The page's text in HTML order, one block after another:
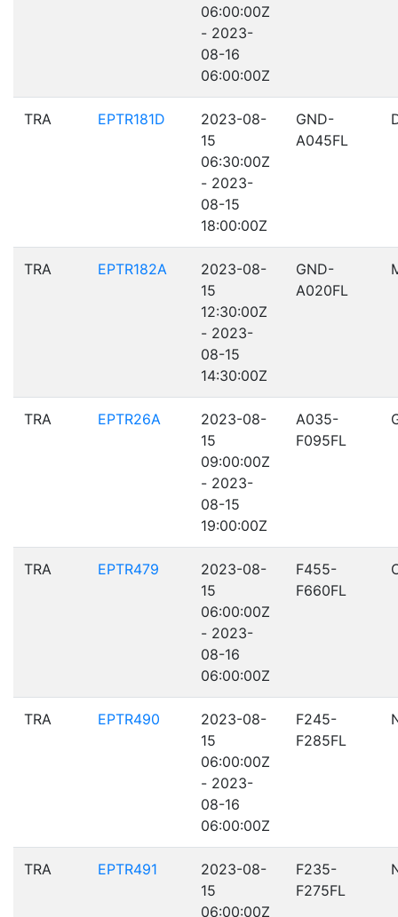
06:00:00Z
- 2023-
08-16
06:00:00Z
TRA EPTR181D
2023-08-
15
06:30:00Z
- 2023-
08-15
18:00:00Z
GND-
A045FL
TRA EPTR182A
2023-08-
15
12:30:00Z
- 2023-
08-15
14:30:00Z
GND-
A020FL
TRA EPTR26A
2023-08-
15
09:00:00Z
- 2023-
08-15
19:00:00Z
A035-
F095FL
TRA EPTR479
2023-08-
15
06:00:00Z
- 2023-
08-16
06:00:00Z
F455-
F660FL
TRA EPTR490
2023-08-
15
06:00:00Z
- 2023-
08-16
06:00:00Z
F245-
F285FL
TRA EPTR491
2023-08-
15
06:00:00Z
F235-
F275FL